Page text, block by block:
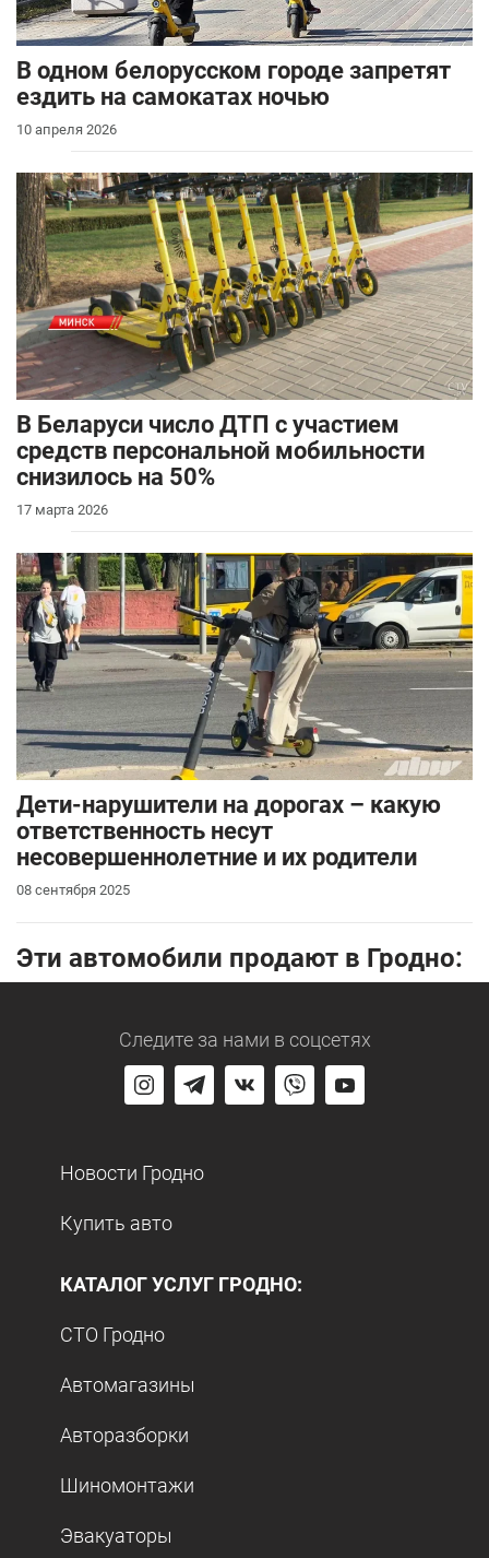
В одном белорусском городе запретят
ездить на самокатах ночью
10 апреля 2026
В Беларуси число ДТП с участием
средств персональной мобильности
снизилось на 50%
17 марта 2026
Дети-нарушители на дорогах – какую
ответственность несут
несовершеннолетние и их родители
08 сентября 2025
Эти автомобили продают в Гродно:
Следите за нами в соцсетях
Новости Гродно
Купить авто
КАТАЛОГ УСЛУГ ГРОДНО:
СТО Гродно
Автомагазины
Авторазборки
Шиномонтажи
Эвакуаторы